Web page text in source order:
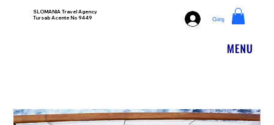
SLOMANIA Travel Agency
Tursab Acente No 9449
Giriş